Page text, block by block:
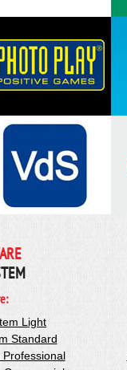
Light
Standard